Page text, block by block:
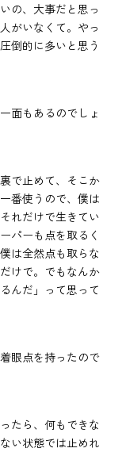
の、大事だと思っ
がいなくて。やっ
倒的に多いと思う
面もあるのでしょ
で止めて、そこか
番使うので、僕は
れだけで生きてい
パーも点を取るく
は全然点も取らな
けで。でもなんか
んだ」って思って
眼点を持ったので
たら、何もできな
い状態では止めれ